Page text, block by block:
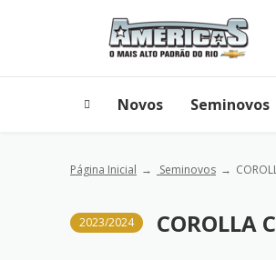
Novos Seminovos
Página Inicial Seminovos
2023/2024 COROLLA